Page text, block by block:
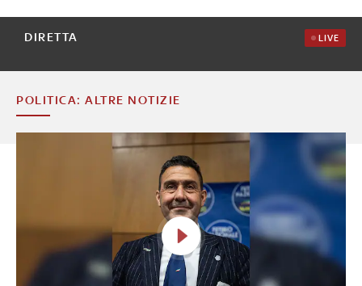
DIRETTA LIVE
POLITICA: ALTRE NOTIZIE